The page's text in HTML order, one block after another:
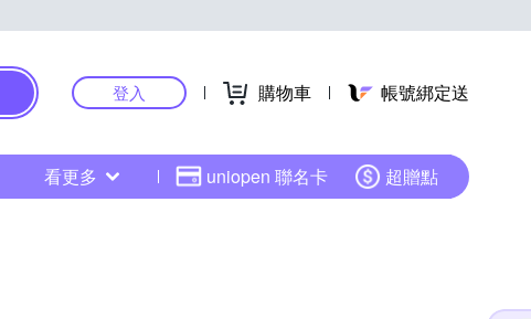
登入 購物車 帳號綁定送
看更多 uniopen 聯名卡 超贈點